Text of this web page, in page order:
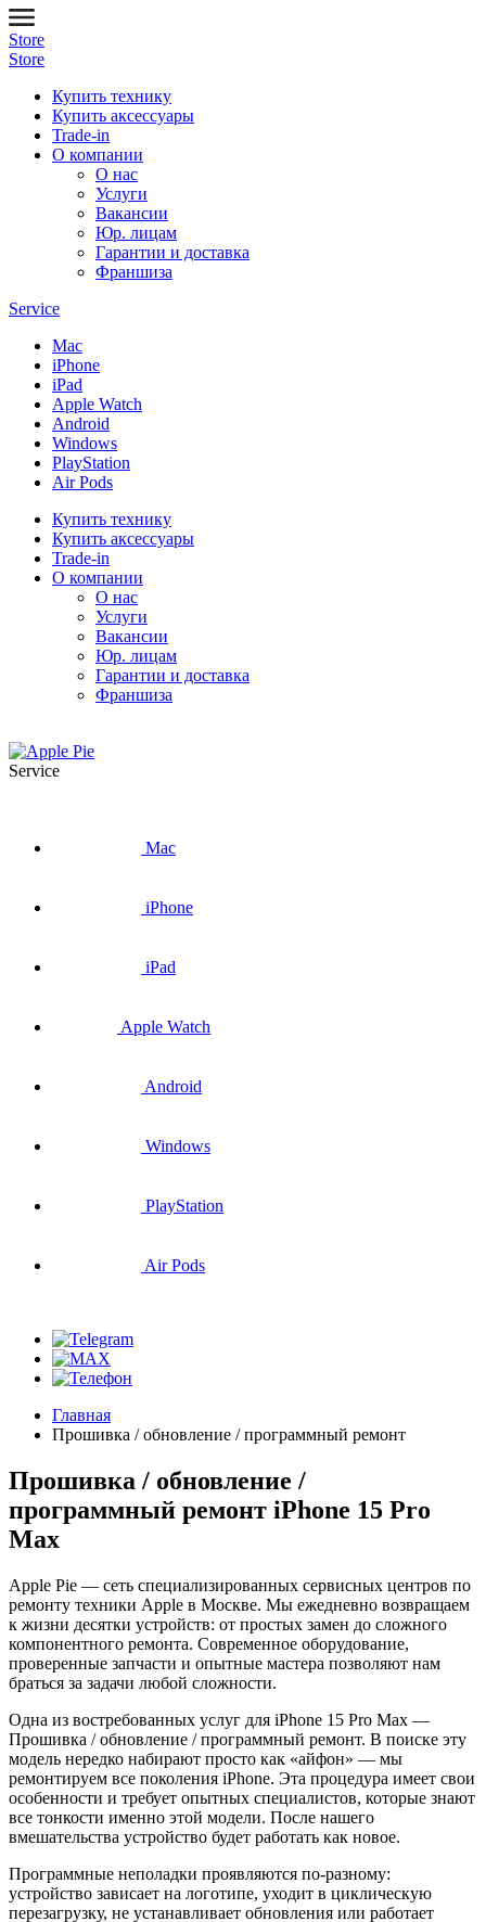
Store
Store
Купить технику
Купить аксессуары
Trade-in
О компании
О нас
Услуги
Вакансии
Юр. лицам
Гарантии и доставка
Франшиза
Service
Mac
iPhone
iPad
Apple Watch
Android
Windows
PlayStation
Air Pods
Купить технику
Купить аксессуары
Trade-in
О компании
О нас
Услуги
Вакансии
Юр. лицам
Гарантии и доставка
Франшиза
Service
Mac
iPhone
iPad
Apple Watch
Android
Windows
PlayStation
Air Pods
Главная
Прошивка / обновление / программный ремонт
Прошивка / обновление /
программный ремонт iPhone 15 Pro
Max
Apple Pie — сеть специализированных сервисных центров по
ремонту техники Apple в Москве. Мы ежедневно возвращаем
к жизни десятки устройств: от простых замен до сложного
компонентного ремонта. Современное оборудование,
проверенные запчасти и опытные мастера позволяют нам
браться за задачи любой сложности.
Одна из востребованных услуг для iPhone 15 Pro Max —
Прошивка / обновление / программный ремонт. В поиске эту
модель нередко набирают просто как «айфон» — мы
ремонтируем все поколения iPhone. Эта процедура имеет свои
особенности и требует опытных специалистов, которые знают
все тонкости именно этой модели. После нашего
вмешательства устройство будет работать как новое.
Программные неполадки проявляются по-разному:
устройство зависает на логотипе, уходит в циклическую
перезагрузку, не устанавливает обновления или работает